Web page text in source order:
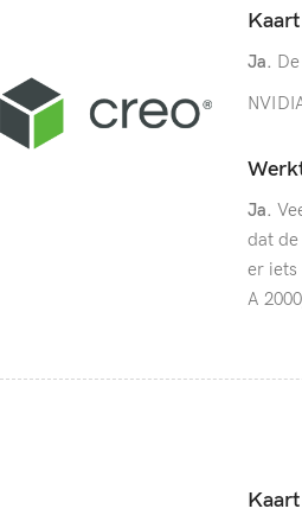
Ja.
Ja.
dat de
er iets
A